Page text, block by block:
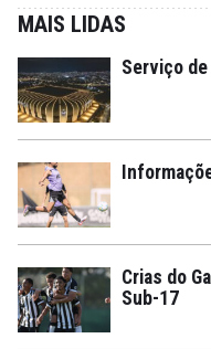
MAIS LIDAS
Serviço
Crias do
Sub-17